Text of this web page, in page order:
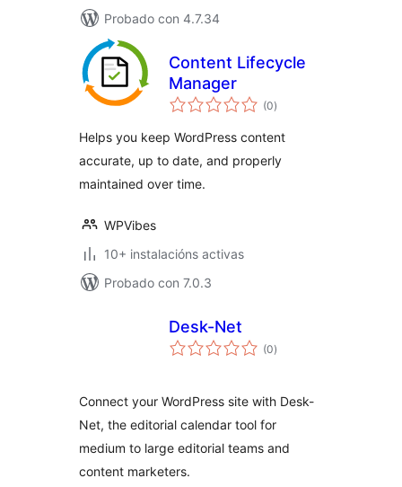
Probado con 4.7.34
Content Lifecycle
Manager
(0valoracións
totais
)
Helps you keep WordPress content
accurate, up to date, and properly
maintained over time.
WPVibes
10+ instalacións activas
Probado con 7.0.3
Desk-Net
(0valoracións
totais
)
Connect your WordPress site with Desk-
Net, the editorial calendar tool for
medium to large editorial teams and
content marketers.